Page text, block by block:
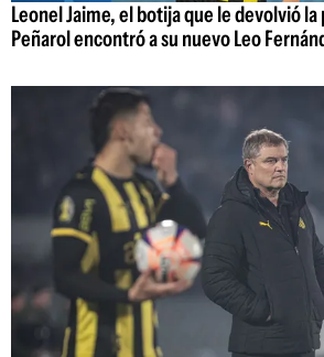
Leonel Jaime, el botija que le devolvió
Peñarol encontró a su nuevo Leo